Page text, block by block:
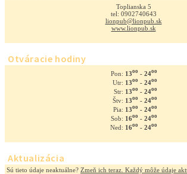
Toplianska 5
tel: 0902740643
lionpub@lionpub.sk
www.lionpub.sk
Otváracie hodiny
Pon: 13oo- 24oo
Utr: 13oo- 24oo
Str: 13oo- 24oo
Štv: 13oo- 24oo
Pia: 13oo- 24oo
Sob: 16oo- 24oo
Ned: 16oo- 24oo
Aktualizácia
Sú tieto údaje neaktuálne? Zmeň ich teraz. Každý môže údaje